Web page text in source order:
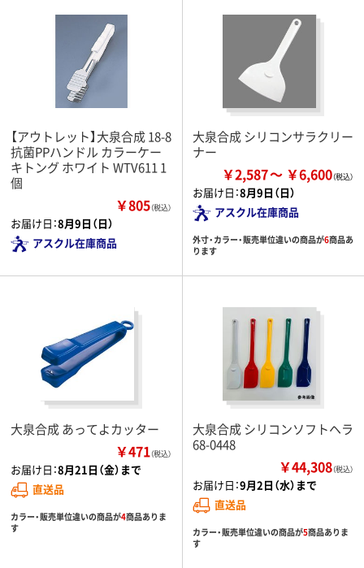
【アウトレット】大泉合成 18-8
抗菌PPハンドル カラーケー
キトング ホワイト WTV611 1
個
￥805（税込）
お届け日：8月9日（日）
アスクル在庫商品
大泉合成 シリコンサラクリー
ナー
￥2,587 ￥6,600
お届け日：8月9日（日）
アスクル在庫商品
外寸・カラー・販売単位違いの商品が6商品あ
ります
大泉合成 あってよカッター
￥471（税込）
お届け日：8月21日（金）まで
直送品
カラー・販売単位違いの商品が4商品ありま
す
大泉合成 シリコンソフトヘラ
68-0448
￥44,308（税込）
お届け日：9月2日（水）まで
直送品
カラー・販売単位違いの商品が5商品ありま
す